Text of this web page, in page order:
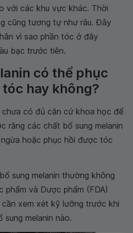
với các khu vực khác. Thời
cũng tương tự như râu. Đây
vì sao phần tóc ở đây
bạc trước tiên.
có thể phục
hay không?
chưa có đủ căn cứ khoa học để
rằng các chất bổ sung melanin
hoặc phục hồi được tóc
sung melanin thường không
phẩm và Dược phẩm (FDA)
xem xét kỹ lưỡng trước khi
melanin nào.